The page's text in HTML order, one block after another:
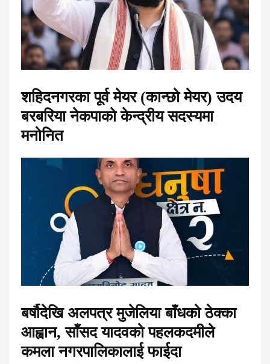
शहिदनगरका पूर्व मेयर (कान्छो मेयर) उदय
बरबरिया नेकपाको केन्द्रीय सदस्यमा
मनोनित
बर्षौदेखि अलपत्र मुजेलिया बाँधको ठेक्का
आह्वान, साँसद यादवको पहलकदमीले
कमला नगरपालिकालाई फाईदा